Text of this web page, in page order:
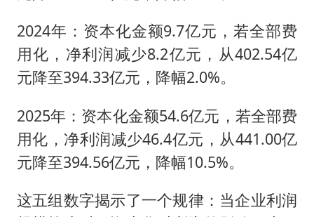
2024年：资本化金额9.7亿元，若全部费
用化，净利润减少8.2亿元，从402.54亿
元降至394.33亿元，降幅2.0%。
2025年：资本化金额54.6亿元，若全部费
用化，净利润减少46.4亿元，从441.00亿
元降至394.56亿元，降幅10.5%。
这五组数字揭示了一个规律：当企业利润